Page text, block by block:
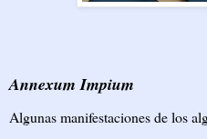
Annexum Impium
Algunas manifestaciones de los